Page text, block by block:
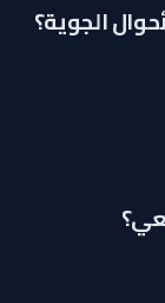
الجوية؟